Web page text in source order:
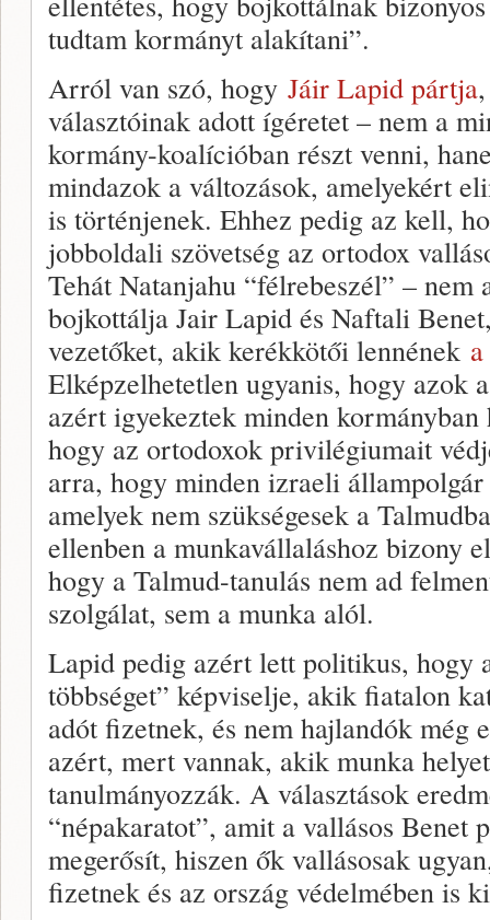
tudtam kormányt alakítani”.
Arról van szó, hogy Jáir Lapid pártja
választóinak adott ígéretet – nem a
kormány-koalícióban részt venni,
mindazok a változások, amelyekért
is történjenek. Ehhez pedig az kell,
jobboldali szövetség az ortodox
Tehát Natanjahu “félrebeszél” – nem
bojkottálja Jair Lapid és Naftali
vezetőket, akik kerékkötői lennének
Elképzelhetetlen ugyanis, hogy azok
azért igyekeztek minden
hogy az ortodoxok privilégiumait
arra, hogy minden izraeli
amelyek nem szükségesek a
ellenben a munkavállaláshoz bizony
hogy a Talmud-tanulás nem ad
szolgálat, sem a munka alól.
Lapid pedig azért lett politikus, hogy
többséget” képviselje, akik fiatalon
adót fizetnek, és nem hajlandók még
azért, mert vannak, akik munka
tanulmányozzák. A választások
“népakaratot”, amit a vallásos Benet
megerősít, hiszen ők vallásosak
fizetnek és az ország védelmében is